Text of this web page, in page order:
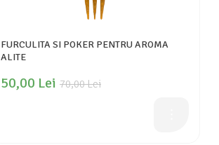
FURCULITA SI POKER PENTRU AROMA
ALITE
70,00 Lei
50,00 Lei